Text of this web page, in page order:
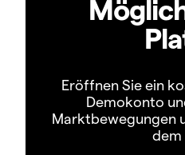
Eröffnen Sie ein
Demokonto
Marktbewegungen
dem